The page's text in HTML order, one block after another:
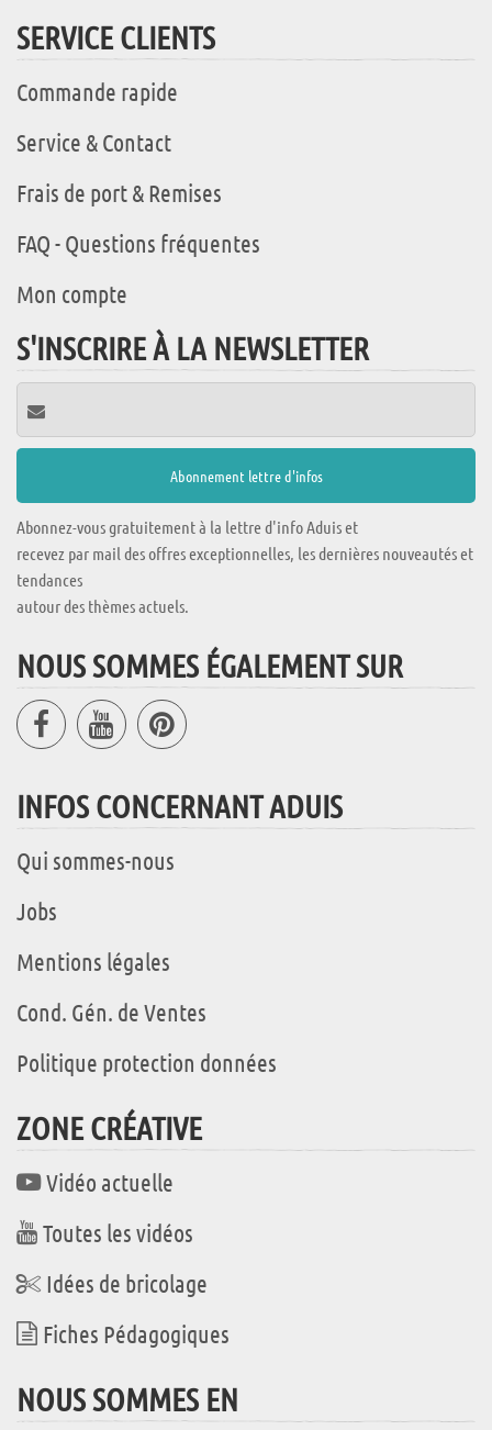
SERVICE CLIENTS
Commande rapide
Service & Contact
Frais de port & Remises
FAQ - Questions fréquentes
Mon compte
S'INSCRIRE À LA NEWSLETTER
Abonnez-vous gratuitement à la lettre d'info Aduis et
recevez par mail des offres exceptionnelles, les dernières nouveautés et
tendances
autour des thèmes actuels.
NOUS SOMMES ÉGALEMENT SUR
INFOS CONCERNANT ADUIS
Qui sommes-nous
Jobs
Mentions légales
Cond. Gén. de Ventes
Politique protection données
ZONE CRÉATIVE
Vidéo actuelle
Toutes les vidéos
Idées de bricolage
Fiches Pédagogiques
NOUS SOMMES EN